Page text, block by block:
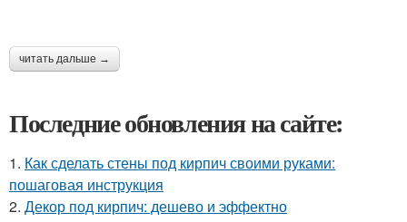
читать дальше →
Последние обновления на сайте:
1. Как сделать стены под кирпич своими руками:
пошаговая инструкция
2. Декор под кирпич: дешево и эффектно